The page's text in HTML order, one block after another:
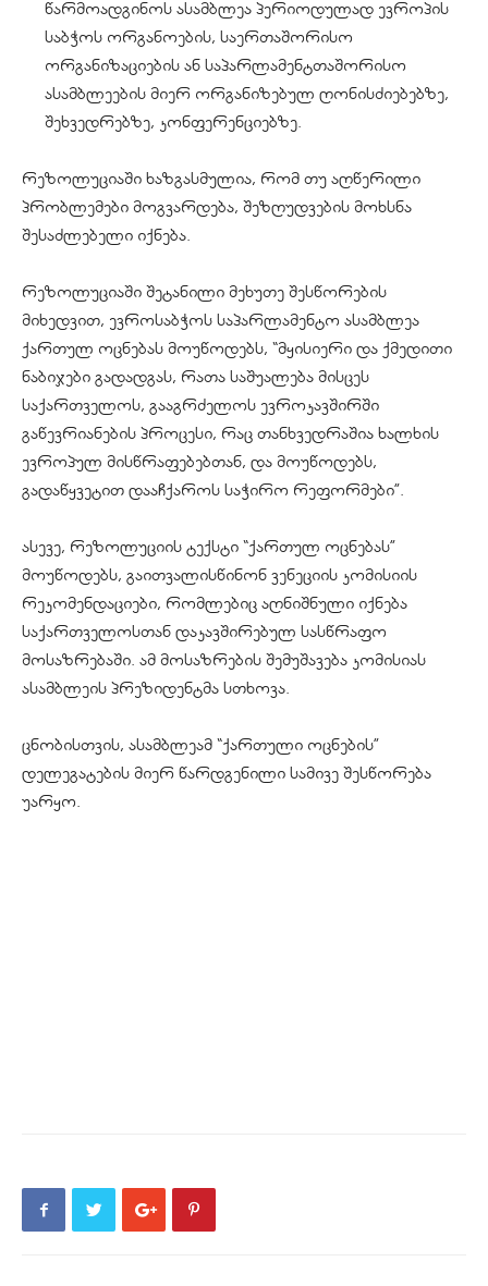
წარმოადგინოს ასამბლეა პერიოდულად ევროპის
საბჭოს ორგანოების, საერთაშორისო
ორგანიზაციების ან საპარლამენტთაშორისო
ასამბლეების მიერ ორგანიზებულ ღონისძიებებზე,
შეხვედრებზე, კონფერენციებზე.
რეზოლუციაში ხაზგასმულია, რომ თუ აღწერილი
პრობლემები მოგვარდება, შეზღუდვების მოხსნა
შესაძლებელი იქნება.
რეზოლუციაში შეტანილი მეხუთე შესწორების
მიხედვით, ევროსაბჭოს საპარლამენტო ასამბლეა
ქართულ ოცნებას მოუწოდებს, “მყისიერი და ქმედითი
ნაბიჯები გადადგას, რათა საშუალება მისცეს
საქართველოს, გააგრძელოს ევროკავშირში
გაწევრიანების პროცესი, რაც თანხვედრაშია ხალხის
ევროპულ მისწრაფებებთან, და მოუწოდებს,
გადაწყვეტით დააჩქაროს საჭირო რეფორმები”.
ასევე, რეზოლუციის ტექსტი “ქართულ ოცნებას”
მოუწოდებს, გაითვალისწინონ ვენეციის კომისიის
რეკომენდაციები, რომლებიც აღნიშნული იქნება
საქართველოსთან დაკავშირებულ სასწრაფო
მოსაზრებაში. ამ მოსაზრების შემუშავება კომისიას
ასამბლეის პრეზიდენტმა სთხოვა.
ცნობისთვის, ასამბლეამ “ქართული ოცნების”
დელეგატების მიერ წარდგენილი სამივე შესწორება
უარყო.